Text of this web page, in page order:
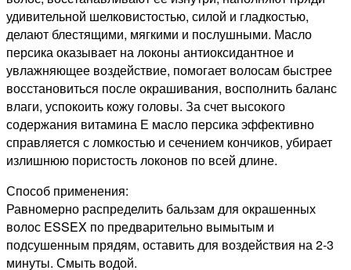
удивительной шелковистостью, силой и гладкостью,
делают блестящими, мягкими и послушными. Масло
персика оказывает на локоны антиоксидантное и
увлажняющее воздействие, помогает волосам быстрее
восстановиться после окрашивания, восполнить баланс
влаги, успокоить кожу головы. За счет высокого
содержания витамина Е масло персика эффективно
справляется с ломкостью и сечением кончиков, убирает
излишнюю пористость локонов по всей длине.
Способ применения:
Равномерно распределить бальзам для окрашенных
волос ESSEX по предварительно вымытым и
подсушенным прядям, оставить для воздействия на 2-3
минуты. Смыть водой.